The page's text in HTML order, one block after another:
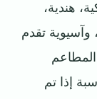
هندية،
وآسيوية تقدم
إذا تم